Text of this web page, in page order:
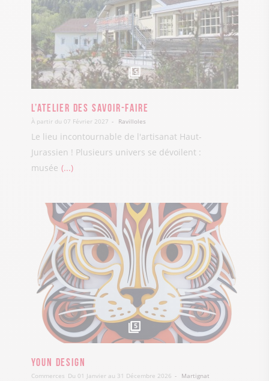
5
L’Atelier des Savoir-Faire
À partir du 07 Février 2027 Ravilloles
Le lieu incontournable de l'artisanat Haut-
Jurassien ! Plusieurs univers se dévoilent :
musée ...
5
Youn Design
Commerces Du 01 Janvier au 31 Décembre 2026 Martignat